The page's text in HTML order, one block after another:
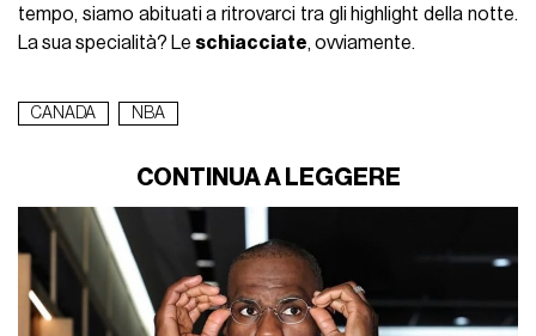
tempo, siamo abituati a ritrovarci tra gli highlight della notte.
La sua specialità? Le schiacciate, ovviamente.
CANADA NBA
CONTINUA A LEGGERE